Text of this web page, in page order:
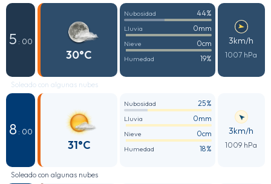
5 : 00
30°C
Nubosidad 44%
Lluvia 0mm
Nieve 0cm
Humedad 19%
3km/h
1007 hPa
Soleado con algunas nubes
8 : 00
31°C
Nubosidad 25%
Lluvia 0mm
Nieve 0cm
Humedad 18%
3km/h
1009 hPa
Soleado con algunas nubes